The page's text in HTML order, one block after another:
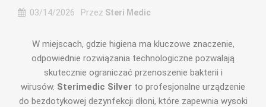
03/14/2026 Przez Steri Medic
W miejscach, gdzie higiena ma kluczowe znaczenie,
odpowiednie rozwiązania technologiczne pozwalają
skutecznie ograniczać przenoszenie bakterii i
wirusów. Sterimedic Silver to profesjonalne urządzenie
do bezdotykowej dezynfekcji dłoni, które zapewnia wysoki